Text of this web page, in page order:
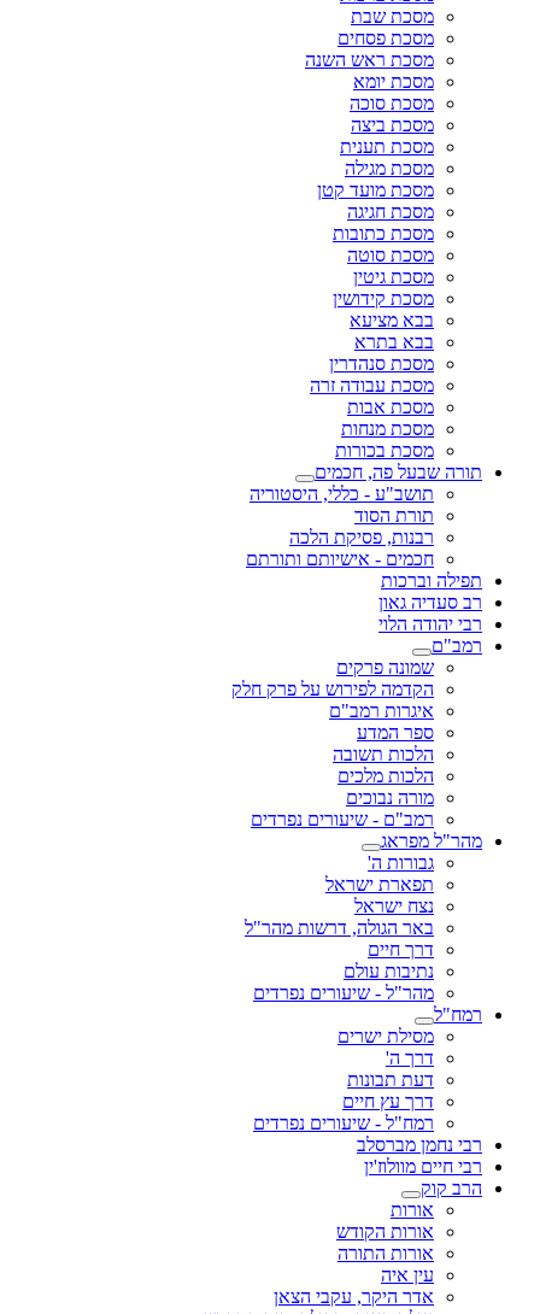
מסכת שבת
מסכת פסחים
מסכת ראש השנה
מסכת יומא
מסכת סוכה
מסכת ביצה
מסכת תענית
מסכת מגילה
מסכת מועד קטן
מסכת חגיגה
מסכת כתובות
מסכת סוטה
מסכת גיטין
מסכת קידושין
בבא מציעא
בבא בתרא
מסכת סנהדרין
מסכת עבודה זרה
מסכת אבות
מסכת מנחות
מסכת בכורות
תורה שבעל פה, חכמים
תושב"ע - כללי, היסטוריה
תורת הסוד
רבנות, פסיקת הלכה
חכמים - אישיותם ותורתם
תפילה וברכות
רב סעדיה גאון
רבי יהודה הלוי
רמב"ם
שמונה פרקים
הקדמה לפירוש על פרק חלק
איגרות רמב"ם
ספר המדע
הלכות תשובה
הלכות מלכים
מורה נבוכים
רמב"ם - שיעורים נפרדים
מהר"ל מפראג
גבורות ה'
תפארת ישראל
נצח ישראל
באר הגולה, דרשות מהר"ל
דרך חיים
נתיבות עולם
מהר"ל - שיעורים נפרדים
רמח"ל
מסילת ישרים
דרך ה'
דעת תבונות
דרך עץ חיים
רמח"ל - שיעורים נפרדים
רבי נחמן מברסלב
רבי חיים מוולוז'ין
הרב קוק
אורות
אורות הקודש
אורות התורה
עין איה
אדר היקר, עקבי הצאן